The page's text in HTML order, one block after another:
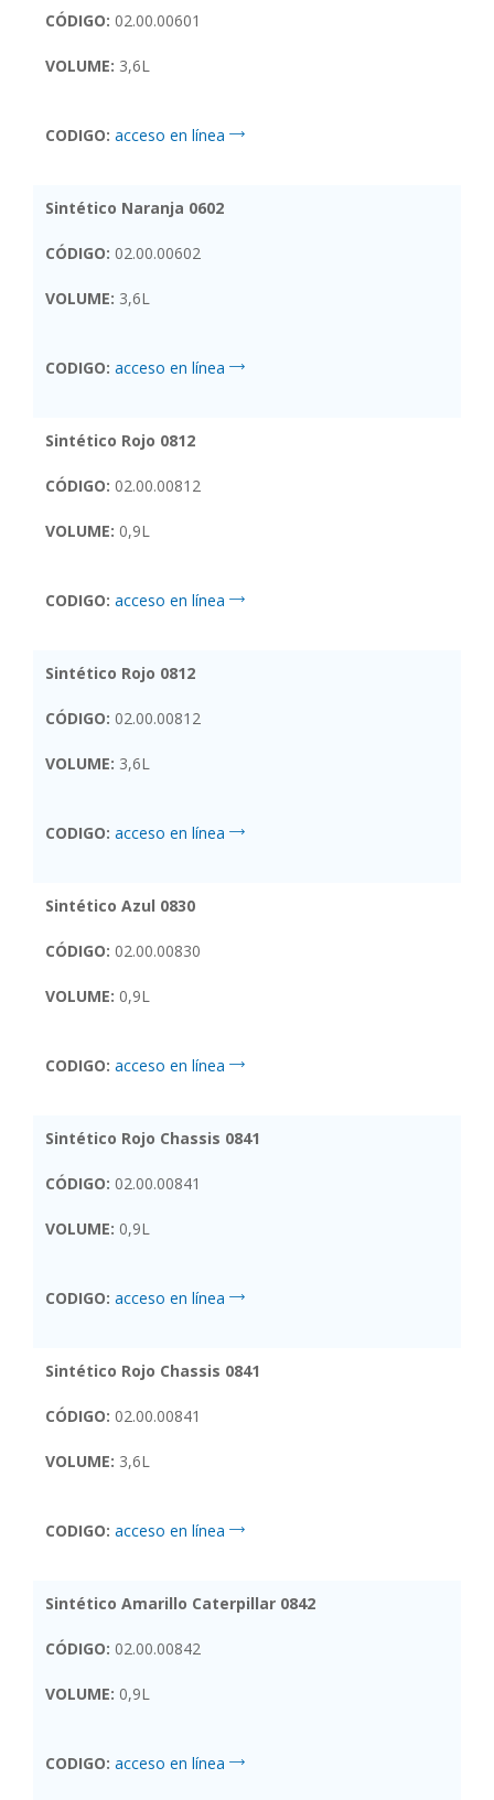
CÓDIGO: 02.00.00601
VOLUME: 3,6L
CODIGO: acceso en línea
Sintético Naranja 0602
CÓDIGO: 02.00.00602
VOLUME: 3,6L
CODIGO: acceso en línea
Sintético Rojo 0812
CÓDIGO: 02.00.00812
VOLUME: 0,9L
CODIGO: acceso en línea
Sintético Rojo 0812
CÓDIGO: 02.00.00812
VOLUME: 3,6L
CODIGO: acceso en línea
Sintético Azul 0830
CÓDIGO: 02.00.00830
VOLUME: 0,9L
CODIGO: acceso en línea
Sintético Rojo Chassis 0841
CÓDIGO: 02.00.00841
VOLUME: 0,9L
CODIGO: acceso en línea
Sintético Rojo Chassis 0841
CÓDIGO: 02.00.00841
VOLUME: 3,6L
CODIGO: acceso en línea
Sintético Amarillo Caterpillar 0842
CÓDIGO: 02.00.00842
VOLUME: 0,9L
CODIGO: acceso en línea